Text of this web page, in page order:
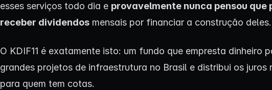
esses serviços todo dia e provavelmente nunca pensou que
receber dividendos mensais por financiar a construção deles.
O KDIF11 é exatamente isto: um fundo que empresta dinheiro
grandes projetos de infraestrutura no Brasil e distribui os juros
para quem tem cotas.